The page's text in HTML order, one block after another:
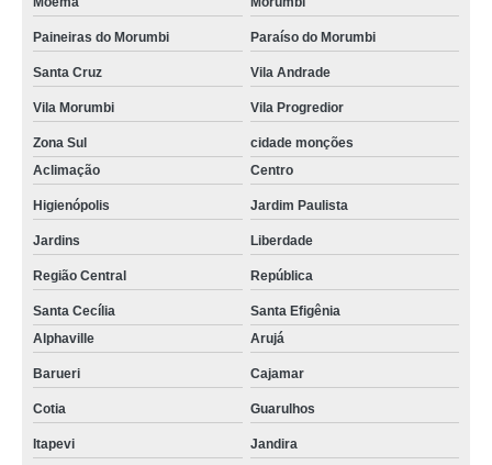
Paineiras do Morumbi Paraíso do Morumbi
Santa Cruz Vila Andrade
Vila Morumbi Vila Progredior
Zona Sul
cidade monções
Aclimação
Centro
Higienópolis Jardim Paulista
Jardins Liberdade
Região Central República
Santa Cecília
Santa Efigênia
Alphaville
Arujá
Barueri Cajamar
Cotia Guarulhos
Itapevi Jandira